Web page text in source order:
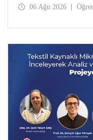
Temmuz tarihlerinde
06 Ağu 2026